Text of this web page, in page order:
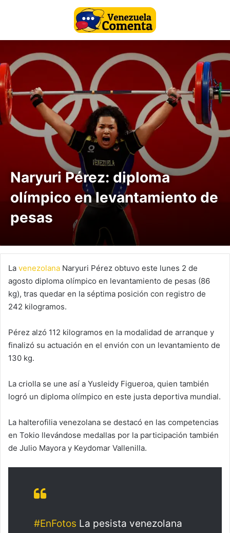
Naryuri Pérez: diploma
olímpico en levantamiento de
pesas
La venezolana Naryuri Pérez obtuvo este lunes 2 de
agosto diploma olímpico en levantamiento de pesas (86
kg), tras quedar en la séptima posición con registro de
242 kilogramos.
Pérez alzó 112 kilogramos en la modalidad de arranque y
finalizó su actuación en el envión con un levantamiento de
130 kg.
La criolla se une así a Yusleidy Figueroa, quien también
logró un diploma olímpico en este justa deportiva mundial.
La halterofilia venezolana se destacó en las competencias
en Tokio llevándose medallas por la participación también
de Julio Mayora y Keydomar Vallenilla.
#EnFotos La pesista venezolana